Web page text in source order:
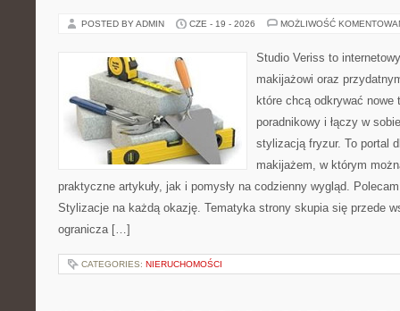
POSTED BY ADMIN CZE - 19 - 2026 MOŻLIWOŚĆ
Studio Veriss to
makijażowi oraz
które chcą odkrywać nowe
poradnikowy i łączy w
stylizacją fryzur. To portal
makijażem, w którym
praktyczne artykuły, jak i pomysły na codzienny wygląd.
Stylizacje na każdą okazję. Tematyka strony skupia się przede
ogranicza […]
CATEGORIES: NIERUCHOMOŚCI